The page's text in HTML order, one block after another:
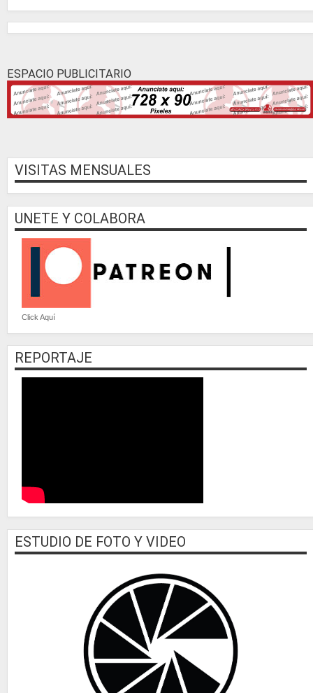
ESPACIO PUBLICITARIO
VISITAS MENSUALES
UNETE Y COLABORA
Click Aquí
REPORTAJE
ESTUDIO DE FOTO Y VIDEO